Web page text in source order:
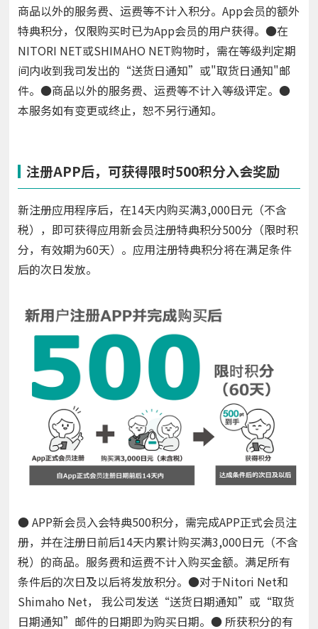
商品以外的服务费、运费等不计入积分。App会员的额外
特典积分，仅限购买时已为App会员的用户获得。●在
NITORI NET或SHIMAHO NET购物时，需在等级判定期
间内收到我司发出的“送货日通知”或"取货日通知"邮
件。●商品以外的服务费、运费等不计入等级评定。●
本服务如有变更或终止，恕不另行通知。
注册APP后，可获得限时500积分入会奖励
新注册应用程序后，在14天内购买满3,000日元（不含
税），即可获得应用新会员注册特典积分500分（限时积
分，有效期为60天）。应用注册特典积分将在满足条件
后的次日发放。
● APP新会员入会特典500积分，需完成APP正式会员注
册，并在注册日前后14天内累计购买满3,000日元（不含
税）的商品。服务费和运费不计入购买金额。满足所有
条件后的次日及以后将发放积分。●对于Nitori Net和
Shimaho Net， 我公司发送“送货日期通知”或“取货
日期通知”邮件的日期即为购买日期。● 所获积分的有